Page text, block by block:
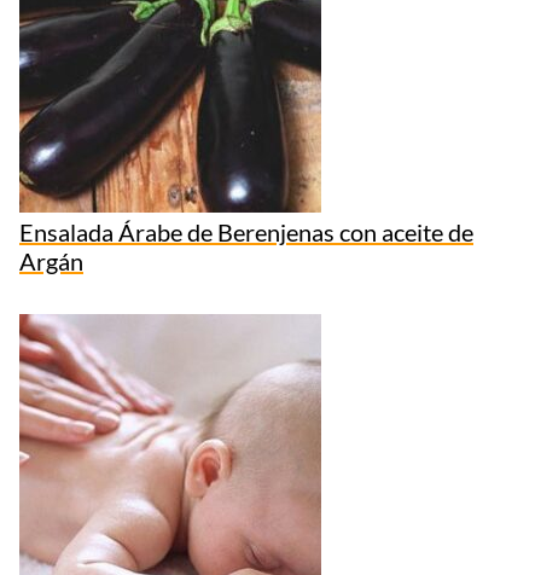
Ensalada Árabe de Berenjenas con aceite de
Argán